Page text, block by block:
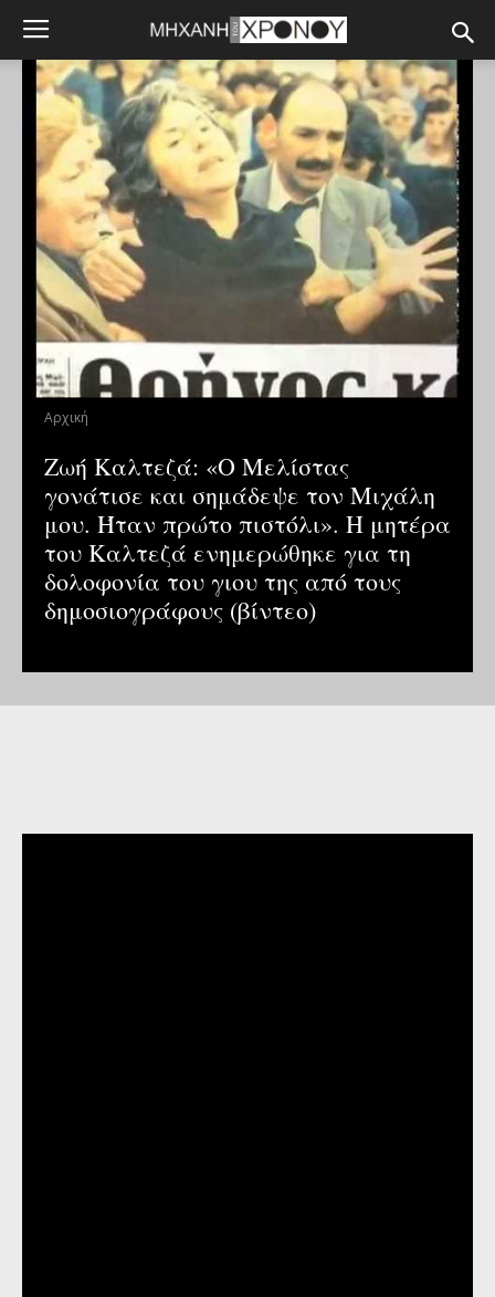
Αρχική
Ζωή Καλτεζά: «Ο Μελίστας
γονάτισε και σημάδεψε τον Μιχάλη
μου. Ήταν πρώτο πιστόλι». Η μητέρα
του Καλτεζά ενημερώθηκε για τη
δολοφονία του γιου της από τους
δημοσιογράφους (βίντεο)